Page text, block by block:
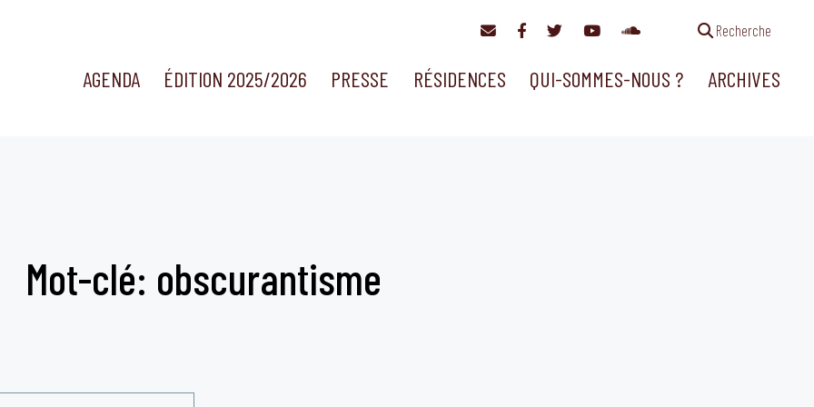
Recherche
AGENDA ÉDITION 2025/2026 PRESSE RÉSIDENCES QUI-SOMMES-NOUS ? ARCHIVES
Mot-clé: obscurantisme